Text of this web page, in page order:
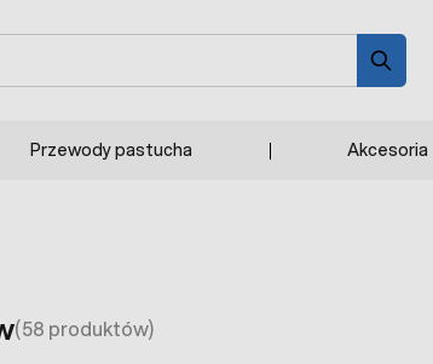
Przewody pastucha Akcesoria
(58 produktów)